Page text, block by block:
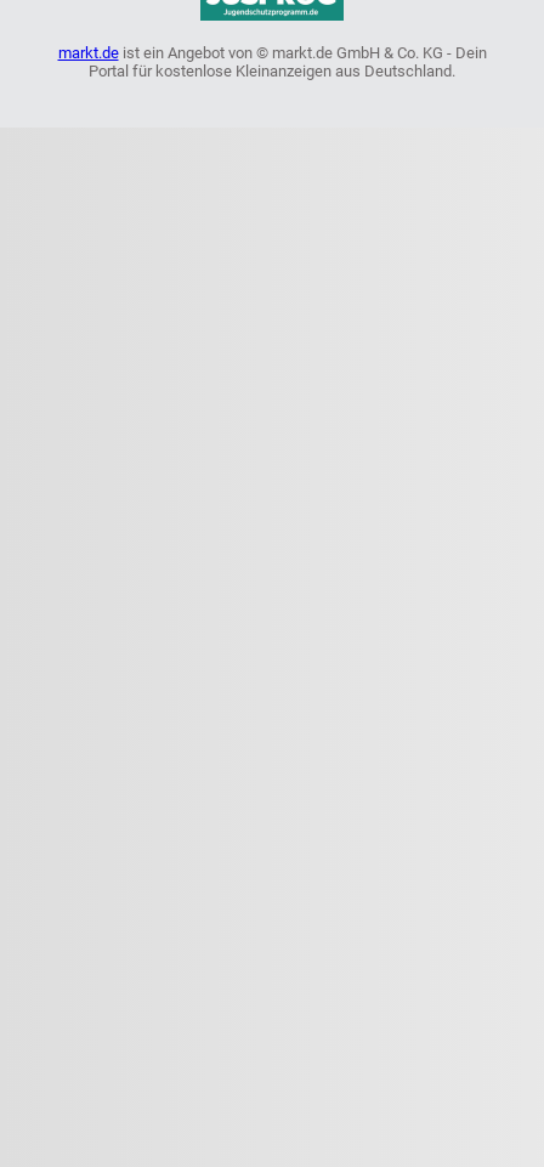
markt.deist ein Angebot von © markt.de GmbH & Co. KG - Dein
Portal für kostenlose Kleinanzeigen aus Deutschland.